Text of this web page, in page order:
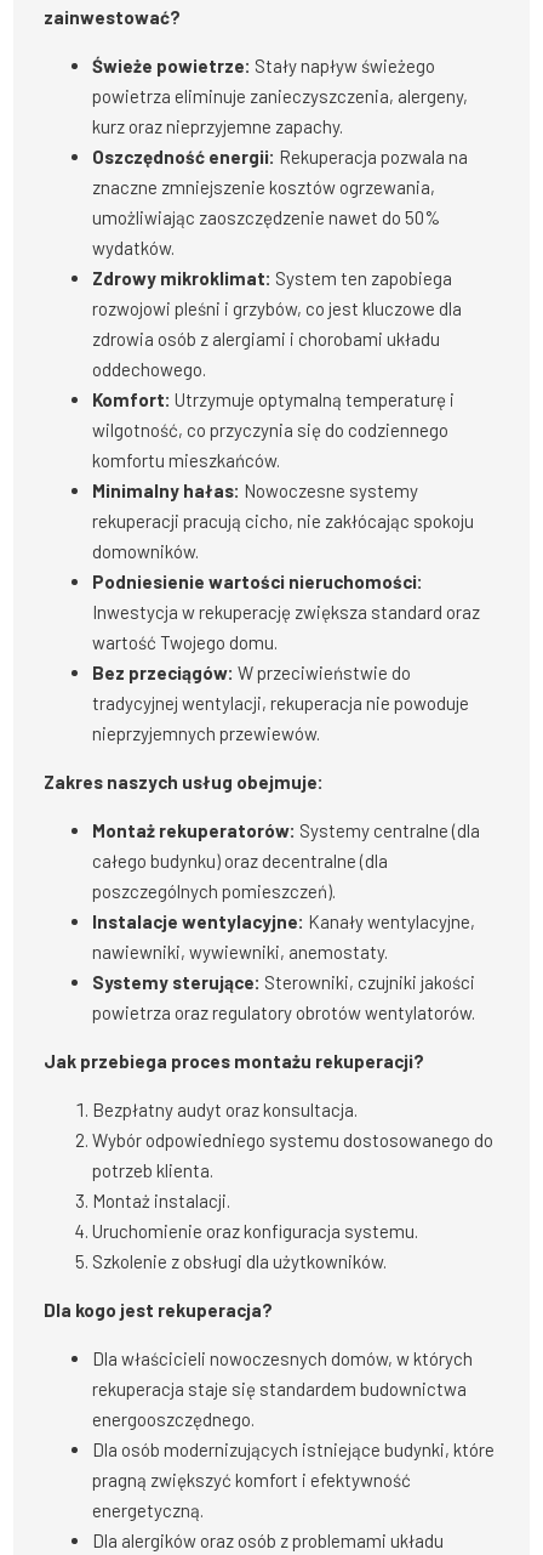
zainwestować?
Świeże powietrze: Stały napływ świeżego
powietrza eliminuje zanieczyszczenia, alergeny,
kurz oraz nieprzyjemne zapachy.
Oszczędność energii: Rekuperacja pozwala na
znaczne zmniejszenie kosztów ogrzewania,
umożliwiając zaoszczędzenie nawet do 50%
wydatków.
Zdrowy mikroklimat: System ten zapobiega
rozwojowi pleśni i grzybów, co jest kluczowe dla
zdrowia osób z alergiami i chorobami układu
oddechowego.
Komfort: Utrzymuje optymalną temperaturę i
wilgotność, co przyczynia się do codziennego
komfortu mieszkańców.
Minimalny hałas: Nowoczesne systemy
rekuperacji pracują cicho, nie zakłócając spokoju
domowników.
Podniesienie wartości nieruchomości:
Inwestycja w rekuperację zwiększa standard oraz
wartość Twojego domu.
Bez przeciągów: W przeciwieństwie do
tradycyjnej wentylacji, rekuperacja nie powoduje
nieprzyjemnych przewiewów.
Zakres naszych usług obejmuje:
Montaż rekuperatorów: Systemy centralne (dla
całego budynku) oraz decentralne (dla
poszczególnych pomieszczeń).
Instalacje wentylacyjne: Kanały wentylacyjne,
nawiewniki, wywiewniki, anemostaty.
Systemy sterujące: Sterowniki, czujniki jakości
powietrza oraz regulatory obrotów wentylatorów.
Jak przebiega proces montażu rekuperacji?
Bezpłatny audyt oraz konsultacja.
Wybór odpowiedniego systemu dostosowanego do
potrzeb klienta.
Montaż instalacji.
Uruchomienie oraz konfiguracja systemu.
Szkolenie z obsługi dla użytkowników.
Dla kogo jest rekuperacja?
Dla właścicieli nowoczesnych domów, w których
rekuperacja staje się standardem budownictwa
energooszczędnego.
Dla osób modernizujących istniejące budynki, które
pragną zwiększyć komfort i efektywność
energetyczną.
Dla alergików oraz osób z problemami układu